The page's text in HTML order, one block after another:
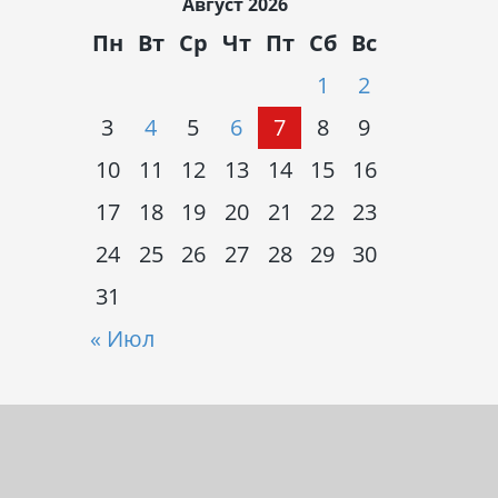
Пн Вт Ср Чт Пт Сб Вс
« Июл
1
2
3
4 5 6 7 8
9
10
11 12 13 14 15
16
17
18 19 20 21 22
23
24
25 26 27 28 29
30
31